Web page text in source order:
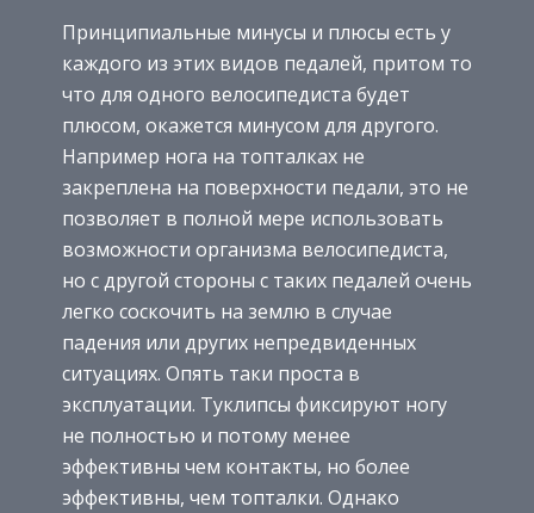
Принципиальные минусы и плюсы есть у
каждого из этих видов педалей, притом то
что для одного велосипедиста будет
плюсом, окажется минусом для другого.
Например нога на топталках не
закреплена на поверхности педали, это не
позволяет в полной мере использовать
возможности организма велосипедиста,
но с другой стороны с таких педалей очень
легко соскочить на землю в случае
падения или других непредвиденных
ситуациях. Опять таки проста в
эксплуатации. Туклипсы фиксируют ногу
не полностью и потому менее
эффективны чем контакты, но более
эффективны, чем топталки. Однако